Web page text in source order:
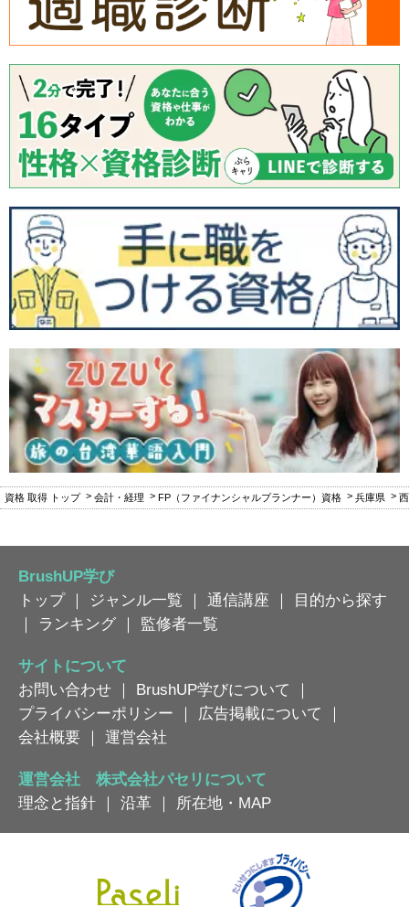
資格 取得 トップ 会計・経理 FP（ファイナンシャルプランナー）資格 兵庫県
BrushUP学び
トップ｜ ジャンル一覧 ｜ 通信講座 ｜
目的から探す
｜
ランキング ｜ 監修者一覧
サイトについて
お問い合わせ ｜ BrushUP学びについて
｜
プライバシーポリシー ｜ 広告掲載について
｜
会社概要 ｜ 運営会社
運営会社 株式会社パセリについて
理念と指針 ｜ 沿革 ｜ 所在地・MAP